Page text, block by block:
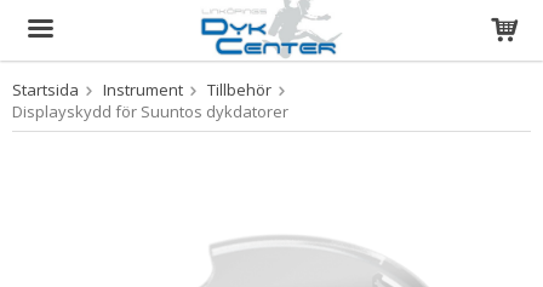
Produkten har blivit tillagd i varukorgen
Startsida Instrument
Tillbehör
Displayskydd för Suuntos dykdatorer